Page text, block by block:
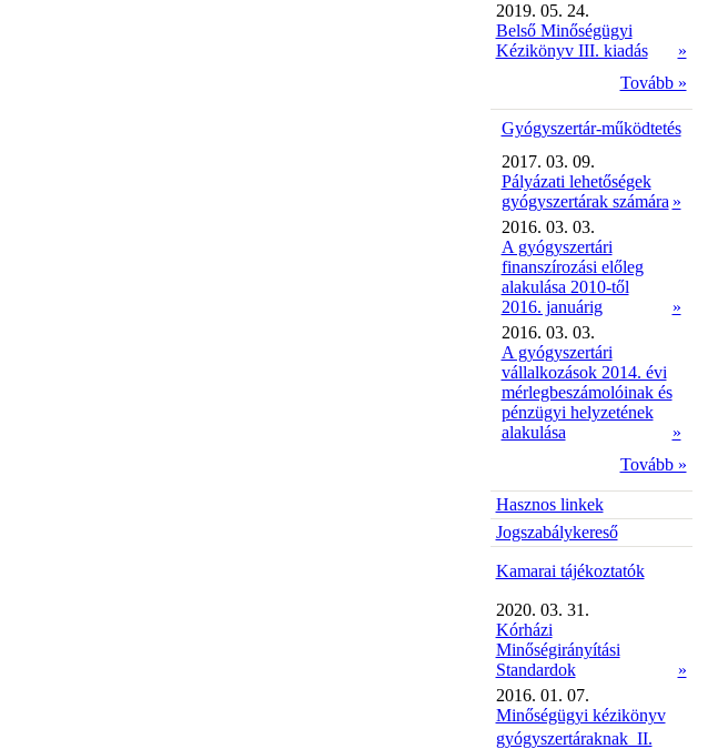
2019. 05. 24.
Belső Minőségügyi
Kézikönyv III. kiadás
»
Tovább »
Gyógyszertár-működtetés
2017. 03. 09.
Pályázati lehetőségek
gyógyszertárak számára »
2016. 03. 03.
A gyógyszertári
finanszírozási előleg
alakulása 2010-től
2016. januárig
»
2016. 03. 03.
A gyógyszertári
vállalkozások 2014. évi
mérlegbeszámolóinak és
pénzügyi helyzetének
alakulása
»
Tovább »
Hasznos linkek
Jogszabálykereső
Kamarai tájékoztatók
2020. 03. 31.
Kórházi
Minőségirányítási
Standardok
»
2016. 01. 07.
Minőségügyi kézikönyv
gyógyszertáraknak  II.